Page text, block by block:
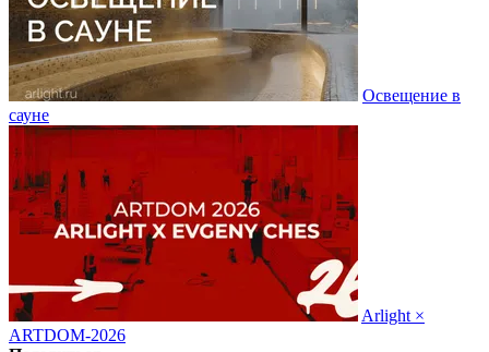
Освещение в
сауне
Arlight ×
ARTDOM-2026